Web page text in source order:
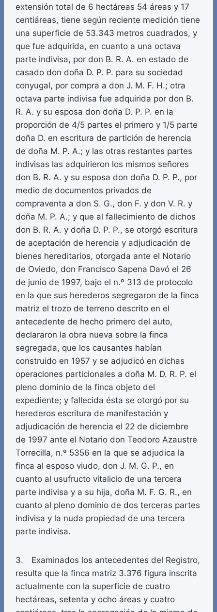
extensión total de 6 hectáreas 54 áreas y 17
centiáreas, tiene según reciente medición tiene
una superficie de 53.343 metros cuadrados, y
que fue adquirida, en cuanto a una octava
parte indivisa, por don B. R. A. en estado de
casado don doña D. P. P. para su sociedad
conyugal, por compra a don J. M. F. H.; otra
octava parte indivisa fue adquirida por don B.
R. A. y su esposa don doña D. P. P. en la
proporción de 4/5 partes el primero y 1/5 parte
doña D. en escritura de partición de herencia
de doña M. P. A.; y las otras restantes partes
indivisas las adquirieron los mismos señores
don B. R. A. y su esposa don doña D. P. P., por
medio de documentos privados de
compraventa a don S. G., don F. y don V. R. y
doña M. P. A.; y que al fallecimiento de dichos
don B. R. A. y doña D. P. P., se otorgó escritura
de aceptación de herencia y adjudicación de
bienes hereditarios, otorgada ante el Notario
de Oviedo, don Francisco Sapena Davó el 26
de junio de 1997, bajo el n.º 313 de protocolo
en la que sus herederos segregaron de la finca
matriz el trozo de terreno descrito en el
antecedente de hecho primero del auto,
declararon la obra nueva sobre la finca
segregada, que los causantes habían
construido en 1957 y se adjudicó en dichas
operaciones particionales a doña M. D. R. P. el
pleno dominio de la finca objeto del
expediente; y fallecida ésta se otorgó por su
herederos escritura de manifestación y
adjudicación de herencia el 22 de diciembre
de 1997 ante el Notario don Teodoro Azaustre
Torrecilla, n.º 5356 en la que se adjudica la
finca al esposo viudo, don J. M. G. P., en
cuanto al usufructo vitalicio de una tercera
parte indivisa y a su hija, doña M. F. G. R., en
cuanto al pleno dominio de dos terceras partes
indivisa y la nuda propiedad de una tercera
parte indivisa.
3. Examinados los antecedentes del Registro,
resulta que la finca matriz 3.376 figura inscrita
actualmente con la superficie de cuatro
hectáreas, setenta y ocho áreas y cuatro